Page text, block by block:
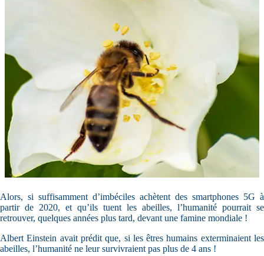
Alors, si suffisamment d’imbéciles achètent des smartphones 5G à
partir de 2020, et qu’ils tuent les abeilles, l’humanité pourrait se
retrouver, quelques années plus tard, devant une famine mondiale !
Albert Einstein avait prédit que, si les êtres humains exterminaient les
abeilles, l’humanité ne leur survivraient pas plus de 4 ans !